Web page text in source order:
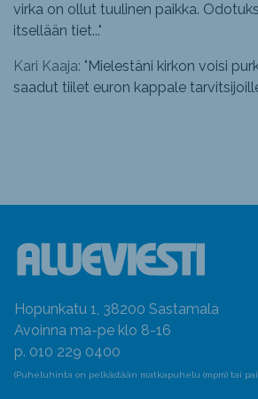
virka on ollut tuulinen paikka.
itsellään tiet..."
Kari Kaaja: " Mielestäni kirkon voisi
saadut tiilet euron kappale
Hopunkatu 1, 38200 Sastamala
Avoinna ma-pe klo 8-16
p. 010 229 0400
(Puheluhinta on pelkästään matkapuhelu (mpm) tai